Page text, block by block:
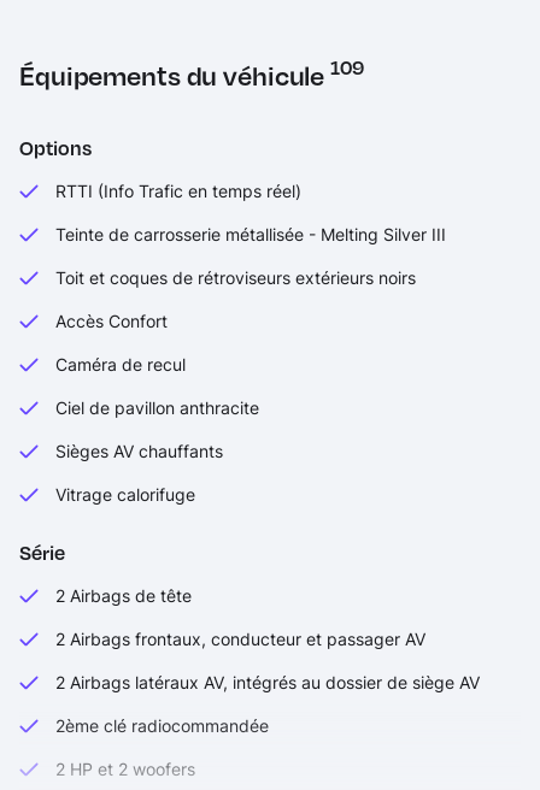
Équipements du véhicule 109
Options
RTTI (Info Trafic en temps réel)
Teinte de carrosserie métallisée - Melting Silver III
Toit et coques de rétroviseurs extérieurs noirs
Accès Confort
Caméra de recul
Ciel de pavillon anthracite
Sièges AV chauffants
Vitrage calorifuge
Série
2 Airbags de tête
2 Airbags frontaux, conducteur et passager AV
2 Airbags latéraux AV, intégrés au dossier de siège AV
2ème clé radiocommandée
2 HP et 2 woofers